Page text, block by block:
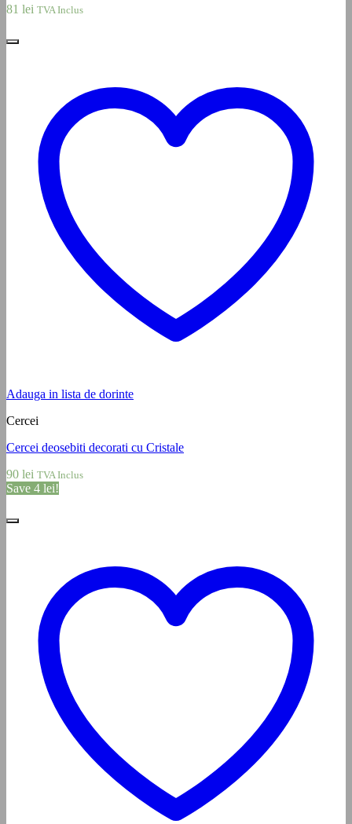
81 lei TVA Inclus
Adauga in lista de dorinte
Cercei
Cercei deosebiti decorati cu Cristale
90 lei TVA Inclus
Save 4 lei!